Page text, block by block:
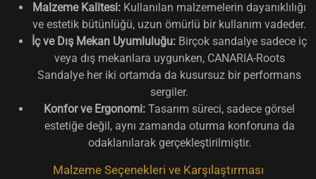
Malzeme Kalitesi: Kullanılan malzemelerin dayanıklılığı
ve estetik bütünlüğü, uzun ömürlü bir kullanım vadeder.
İç ve Dış Mekan Uyumluluğu: Birçok sandalye sadece iç
veya dış mekanlara uygunken, CANARIA-Roots
Sandalye her iki ortamda da kusursuz bir performans
sergiler.
Konfor ve Ergonomi: Tasarım süreci, sadece görsel
estetiğe değil, aynı zamanda oturma konforuna da
odaklanılarak gerçekleştirilmiştir.
Malzeme Seçenekleri ve Karşılaştırması